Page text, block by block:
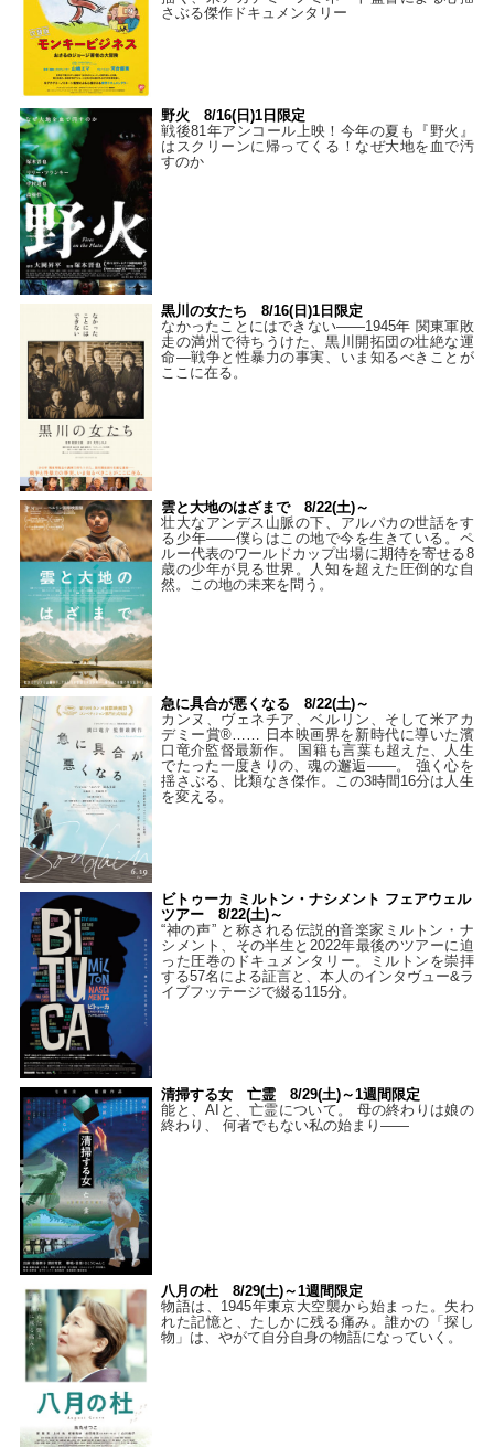
さぶる傑作ドキュメンタリー
野火 8/16(日)1日限定
戦後81年アンコール上映！今年の夏も『野火』
はスクリーンに帰ってくる！なぜ大地を血で汚
すのか
黒川の女たち 8/16(日)1日限定
なかったことにはできない——1945年 関東軍敗
走の満州で待ちうけた、黒川開拓団の壮絶な運
命―戦争と性暴力の事実、いま知るべきことが
ここに在る。
雲と大地のはざまで 8/22(土)～
壮大なアンデス山脈の下、アルパカの世話をす
る少年――僕らはこの地で今を生きている。ペ
ルー代表のワールドカップ出場に期待を寄せる8
歳の少年が見る世界。人知を超えた圧倒的な自
然。この地の未来を問う。
急に具合が悪くなる 8/22(土)～
カンヌ、ヴェネチア、ベルリン、そして米アカ
デミー賞®…… 日本映画界を新時代に導いた濱
口竜介監督最新作。 国籍も言葉も超えた、人生
でたった一度きりの、魂の邂逅――。 強く心を
揺さぶる、比類なき傑作。この3時間16分は人生
を変える。
ビトゥーカ ミルトン・ナシメント フェアウェル
ツアー 8/22(土)～
“神の声” と称される伝説的音楽家ミルトン・ナ
シメント、その半生と2022年最後のツアーに迫
った圧巻のドキュメンタリー。ミルトンを崇拝
する57名による証言と、本人のインタヴュー&ラ
イブフッテージで綴る115分。
清掃する女 亡霊 8/29(土)～1週間限定
能と、AIと、亡霊について。 母の終わりは娘の
終わり、 何者でもない私の始まり――
八月の杜 8/29(土)～1週間限定
物語は、1945年東京大空襲から始まった。失わ
れた記憶と、たしかに残る痛み。誰かの「探し
物」は、やがて自分自身の物語になっていく。